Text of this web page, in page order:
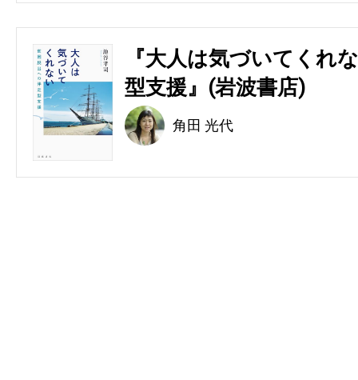
『大人は気づいてくれ
型支援』(岩波書店)
角田 光代